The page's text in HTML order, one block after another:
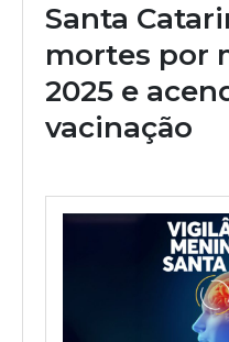
Santa
mortes por
2025 e
vacinação